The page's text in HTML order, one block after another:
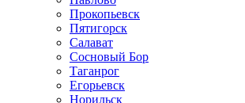
Прокопьевск
Пятигорск
Салават
Сосновый Бор
Таганрог
Егорьевск
Норильск